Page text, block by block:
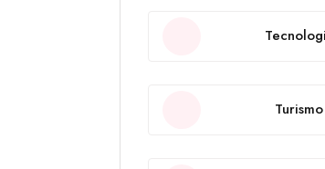
Turismo